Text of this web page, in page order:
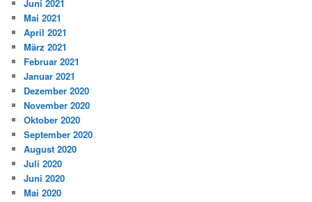
Juni 2021
Mai 2021
April 2021
März 2021
Februar 2021
Januar 2021
Dezember 2020
November 2020
Oktober 2020
September 2020
August 2020
Juli 2020
Juni 2020
Mai 2020